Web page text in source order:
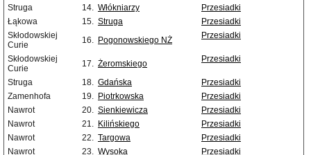
Struga 14. Włókniarzy
Przesiadki
Łąkowa
15. Struga
Przesiadki
Skłodowskiej
Curie
16. Pogonowskiego NŻ Przesiadki
Skłodowskiej
Curie
17. Żeromskiego Przesiadki
Struga 18. Gdańska
Przesiadki
Zamenhofa
19. Piotrkowska
Przesiadki
Nawrot
20. Sienkiewicza
Przesiadki
Nawrot
21. Kilińskiego
Przesiadki
Nawrot
22. Targowa
Przesiadki
Nawrot
23. Wysoka
Przesiadki